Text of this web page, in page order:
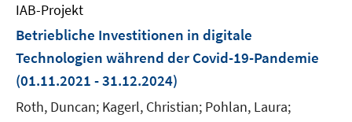
IAB-Projekt
Betriebliche Investitionen in digitale
Technologien während der Covid-19-Pandemie
(01.11.2021 - 31.12.2024)
Roth, Duncan; Kagerl, Christian; Pohlan, Laura;